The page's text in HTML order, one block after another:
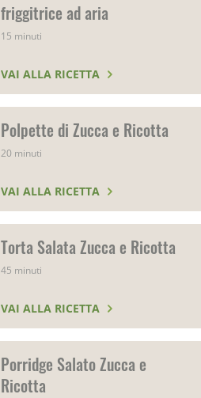
friggitrice ad aria
15 minuti
VAI ALLA RICETTA
Polpette di Zucca e Ricotta
20 minuti
VAI ALLA RICETTA
Torta Salata Zucca e Ricotta
45 minuti
VAI ALLA RICETTA
Porridge Salato Zucca e
Ricotta